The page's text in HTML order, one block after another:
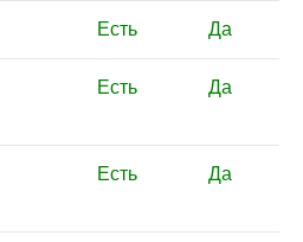
Есть Да
Есть Да
Есть Да